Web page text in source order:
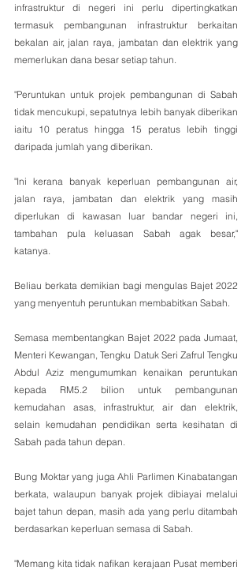
infrastruktur di negeri ini perlu dipertingkatkan
termasuk pembangunan infrastruktur berkaitan
bekalan air, jalan raya, jambatan dan elektrik yang
memerlukan dana besar setiap tahun.
"Peruntukan untuk projek pembangunan di Sabah
tidak mencukupi, sepatutnya lebih banyak diberikan
iaitu 10 peratus hingga 15 peratus lebih tinggi
daripada jumlah yang diberikan.
"Ini kerana banyak keperluan pembangunan air,
jalan raya, jambatan dan elektrik yang masih
diperlukan di kawasan luar bandar negeri ini,
tambahan pula keluasan Sabah agak besar,"
katanya.
Beliau berkata demikian bagi mengulas Bajet 2022
yang menyentuh peruntukan membabitkan Sabah.
Semasa membentangkan Bajet 2022 pada Jumaat,
Menteri Kewangan, Tengku Datuk Seri Zafrul Tengku
Abdul Aziz mengumumkan kenaikan peruntukan
kepada RM5.2 bilion untuk pembangunan
kemudahan asas, infrastruktur, air dan elektrik,
selain kemudahan pendidikan serta kesihatan di
Sabah pada tahun depan.
Bung Moktar yang juga Ahli Parlimen Kinabatangan
berkata, walaupun banyak projek dibiayai melalui
bajet tahun depan, masih ada yang perlu ditambah
berdasarkan keperluan semasa di Sabah.
"Memang kita tidak nafikan kerajaan Pusat memberi